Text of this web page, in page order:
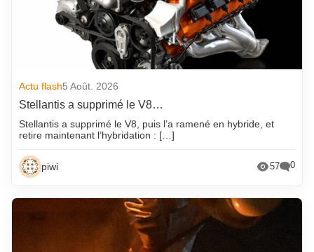
Actu flash5 Août. 2026
Stellantis a supprimé le V8…
Stellantis a supprimé le V8, puis l’a ramené en hybride, et
retire maintenant l’hybridation : […]
piwi 57 0